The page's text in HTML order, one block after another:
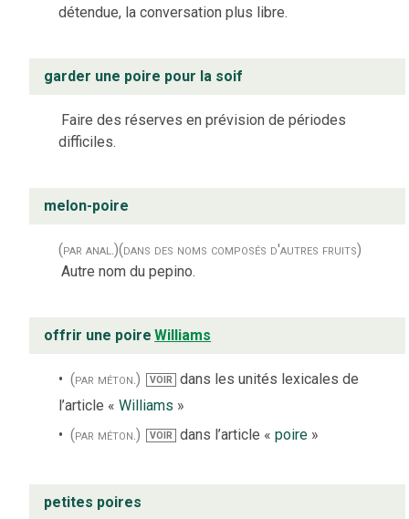
détendue, la conversation plus libre.
garder une poire pour la soif
Faire des réserves en prévision de périodes
difficiles.
melon-poire
(par anal.)(dans des noms composés d'autres fruits)
Autre nom du pepino.
offrir une poire Williams
(par méton.) VOIR dans les unités lexicales de
l’article « Williams »
(par méton.)
VOIR dans l’article « poire»
petites poires